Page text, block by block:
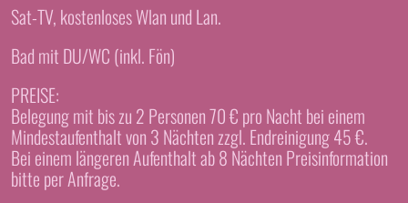
Sat-TV, kostenloses Wlan und Lan.
Bad mit DU/WC (inkl. Fön)
PREISE:
Belegung mit bis zu 2 Personen 70 € pro Nacht bei einem
Mindestaufenthalt von 3 Nächten zzgl. Endreinigung 45 €.
Bei einem längeren Aufenthalt ab 8 Nächten Preisinformation
bitte per Anfrage.